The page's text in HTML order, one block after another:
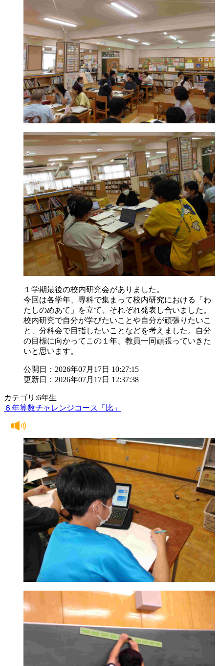
１学期最後の校内研究会がありました。
今回は各学年、専科で集まって校内研究における「わ
たしのめあて」を立て、それぞれ発表し合いました。
校内研究で自分が学びたいことや自分が頑張りたいこ
と、分科会で目指したいことなどを考えました。自分
の目標に向かってこの１年、教員一同頑張っていきた
いと思います。
公開日：2026年07月17日 10:27:15
更新日：2026年07月17日 12:37:38
カテゴリ:6年生
６年算数チャレンジコース「比」